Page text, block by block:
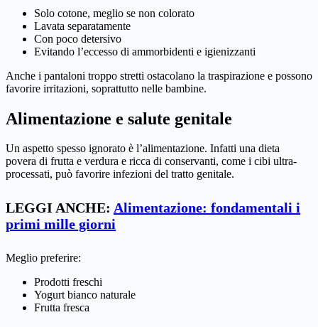
Solo cotone, meglio se non colorato
Lavata separatamente
Con poco detersivo
Evitando l’eccesso di ammorbidenti e igienizzanti
Anche i pantaloni troppo stretti ostacolano la traspirazione e possono
favorire irritazioni, soprattutto nelle bambine.
Alimentazione e salute genitale
Un aspetto spesso ignorato è l’alimentazione. Infatti una dieta
povera di frutta e verdura e ricca di conservanti, come i cibi ultra-
processati, può favorire infezioni del tratto genitale.
LEGGI ANCHE: Alimentazione: fondamentali i
primi mille giorni
Meglio preferire:
Prodotti freschi
Yogurt bianco naturale
Frutta fresca